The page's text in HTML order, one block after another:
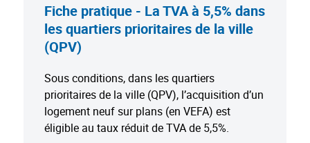
Fiche pratique - La TVA à 5,5% dans
les quartiers prioritaires de la ville
(QPV)
Sous conditions, dans les quartiers
prioritaires de la ville (QPV), l’acquisition d’un
logement neuf sur plans (en VEFA) est
éligible au taux réduit de TVA de 5,5%.